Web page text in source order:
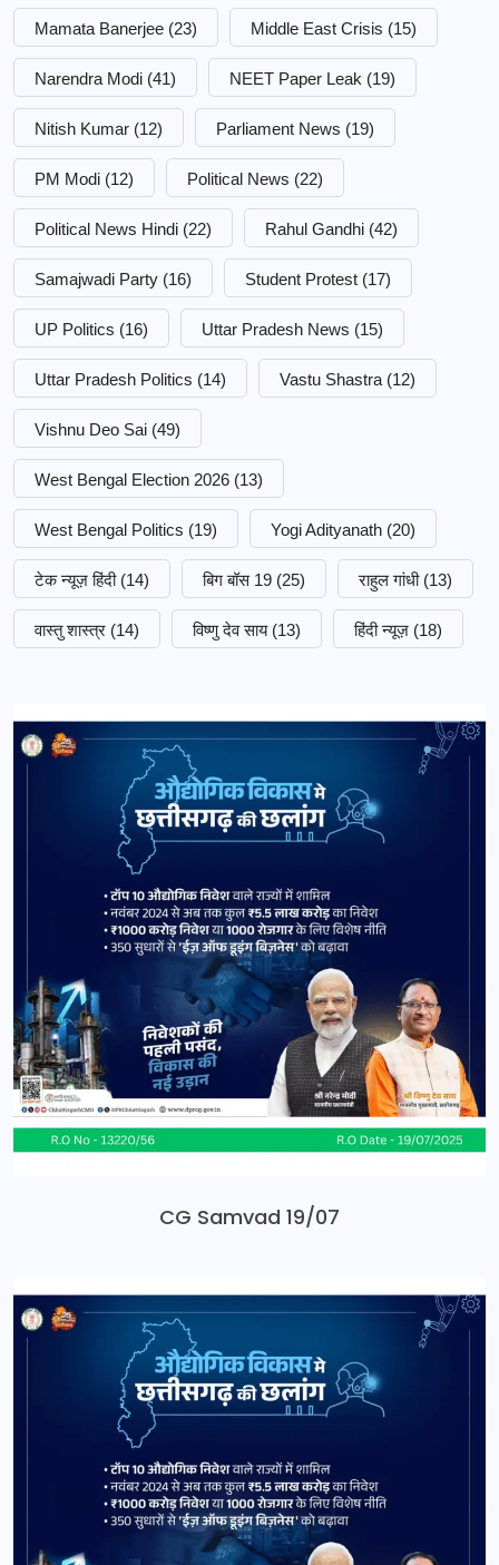
Mamata Banerjee (23) Middle East Crisis (15)
Narendra Modi (41) NEET Paper Leak (19)
Nitish Kumar (12) Parliament News (19)
PM Modi (12) Political News (22)
Political News Hindi (22) Rahul Gandhi (42)
Samajwadi Party (16) Student Protest (17)
UP Politics (16) Uttar Pradesh News (15)
Uttar Pradesh Politics (14) Vastu Shastra (12)
Vishnu Deo Sai (49)
West Bengal Election 2026 (13)
West Bengal Politics (19) Yogi Adityanath (20)
टेक न्यूज़ हिंदी (14) बिग बॉस 19 (25) राहुल गांधी (13)
वास्तु शास्त्र (14) विष्णु देव साय (13) हिंदी न्यूज़ (18)
CG Samvad 19/07